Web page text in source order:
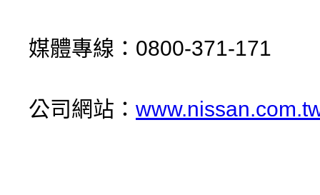
媒體專線：0800-371-171
公司網站：